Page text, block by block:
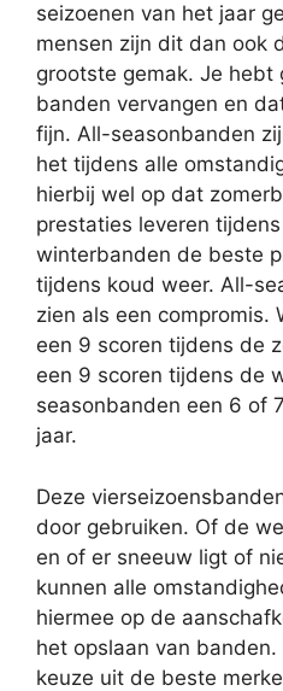
seizoenen van het jaar
mensen zijn dit dan ook
grootste gemak. Je hebt
banden vervangen en
fijn. All-seasonbanden
het tijdens alle
hierbij wel op dat
prestaties leveren
winterbanden de beste
tijdens koud weer. All-
zien als een compromis.
een 9 scoren tijdens de
een 9 scoren tijdens de
seasonbanden een 6 of
jaar.
Deze
door gebruiken. Of de
en of er sneeuw ligt of
kunnen alle
hiermee op de
het opslaan van
keuze uit de beste